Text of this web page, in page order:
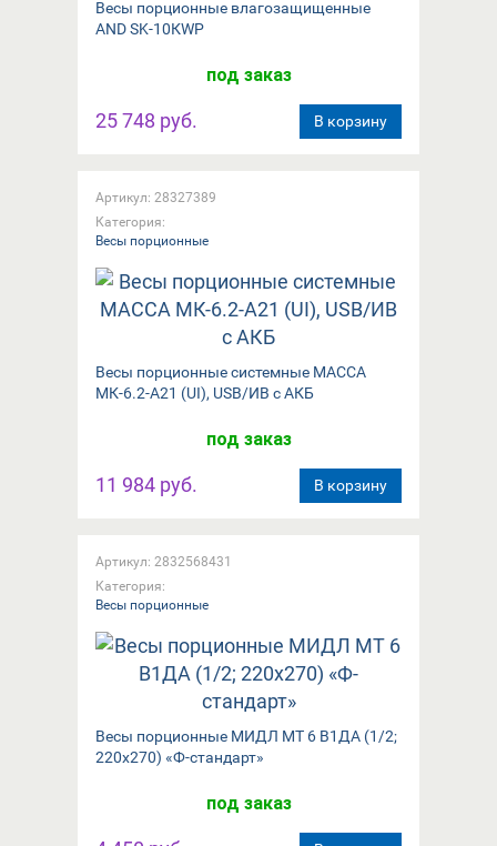
Вeсы порционные влагозащищенные
AND SK-10КWP
под заказ
25 748 руб. В корзину
Артикул: 28327389
Категория:
Весы порционные
Весы порционные системные МАССА
МК-6.2-А21 (UI), USB/ИВ с АКБ
под заказ
11 984 руб. В корзину
Артикул: 2832568431
Категория:
Весы порционные
Весы порционные МИДЛ МТ 6 В1ДА (1/2;
220x270) «Ф-стандарт»
под заказ